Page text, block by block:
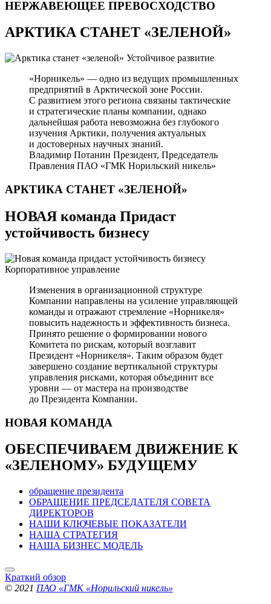
НЕРЖАВЕЮЩЕЕ ПРЕВОСХОДСТВО
АРКТИКА СТАНЕТ «ЗЕЛЕНОЙ»
Устойчивое развитие
«Норникель» — одно из ведущих промышленных
предприятий в Арктической зоне России.
С развитием этого региона связаны тактические
и стратегические планы компании, однако
дальнейшая работа невозможна без глубокого
изучения Арктики, получения актуальных
и достоверных научных знаний.
Владимир Потанин Президент, Председатель
Правления ПАО «ГМК Норильский никель»
АРКТИКА СТАНЕТ «ЗЕЛЕНОЙ»
НОВАЯ команда Придаст
устойчивость бизнесу
Корпоративное управление
Изменения в организационной структуре
Компании направлены на усиление управляющей
команды и отражают стремление «Норникеля»
повысить надежность и эффективность бизнеса.
Принято решение о формировании нового
Комитета по рискам, который возглавит
Президент «Норникеля». Таким образом будет
завершено создание вертикальной структуры
управления рисками, которая объединит все
уровни — от мастера на производстве
до Президента Компании.
НОВАЯ КОМАНДА
ОБЕСПЕЧИВАЕМ ДВИЖЕНИЕ К
«ЗЕЛЕНОМУ» БУДУЩЕМУ
обращение президента
ОБРАЩЕНИЕ ПРЕДСЕДАТЕЛЯ СОВЕТА
ДИРЕКТОРОВ
НАШИ КЛЮЧЕВЫЕ ПОКАЗАТЕЛИ
НАША СТРАТЕГИЯ
НАША БИЗНЕС МОДЕЛЬ
Краткий обзор
© 2021 ПАО «ГМК «Норильский никель»